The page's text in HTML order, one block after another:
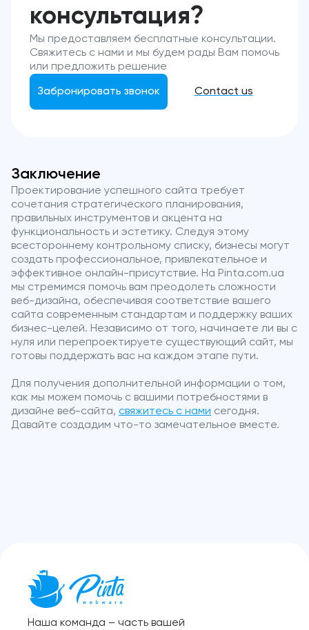
консультация?
Мы предоставляем бесплатные консультации.
Свяжитесь с нами и мы будем рады Вам помочь
или предложить решение
Забронировать звонок Contact us
Заключение
Проектирование успешного сайта требует
сочетания стратегического планирования,
правильных инструментов и акцента на
функциональность и эстетику. Следуя этому
всестороннему контрольному списку, бизнесы могут
создать профессиональное, привлекательное и
эффективное онлайн-присутствие. На Pinta.com.ua
мы стремимся помочь вам преодолеть сложности
веб-дизайна, обеспечивая соответствие вашего
сайта современным стандартам и поддержку ваших
бизнес-целей. Независимо от того, начинаете ли вы с
нуля или перепроектируете существующий сайт, мы
готовы поддержать вас на каждом этапе пути.
Для получения дополнительной информации о том,
как мы можем помочь с вашими потребностями в
дизайне веб-сайта, свяжитесь с нами сегодня.
Давайте создадим что-то замечательное вместе.
Наша команда – часть вашей